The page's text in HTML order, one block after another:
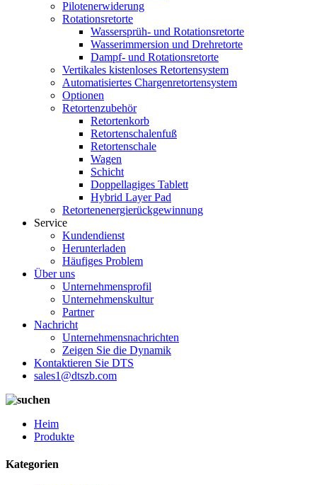
Pilotenerwiderung
Rotationsretorte
Wassersprüh- und Rotationsretorte
Wasserimmersion und Drehretorte
Dampf- und Rotationsretorte
Vertikales kistenloses Retortensystem
Automatisiertes Chargenretortensystem
Optionen
Retortenzubehör
Retortenkorb
Retortenschalenfuß
Retortenschale
Wagen
Schicht
Doppellagiges Tablett
Hybrid Layer Pad
Retortenenergierückgewinnung
Service
Kundendienst
Herunterladen
Häufiges Problem
Über uns
Unternehmensprofil
Unternehmenskultur
Partner
Nachricht
Unternehmensnachrichten
Zeigen Sie die Dynamik
Kontaktieren Sie DTS
sales1@dtszb.com
Heim
Produkte
Kategorien